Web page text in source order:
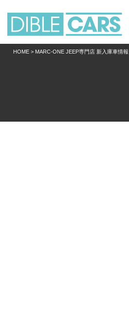
HOME > MARC-ONE JEEP専門店 新入庫車情報